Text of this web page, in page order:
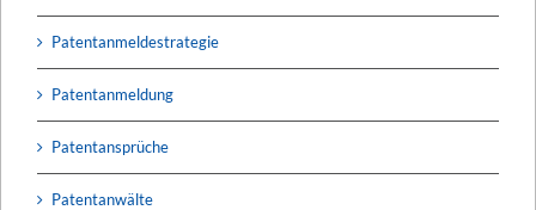
Patentanmeldestrategie
Patentanmeldung
Patentansprüche
Patentanwälte